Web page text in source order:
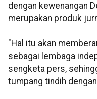
dengan kewenangan
merupakan produk
"Hal itu akan
sebagai lembaga
sengketa pers,
tumpang tindih